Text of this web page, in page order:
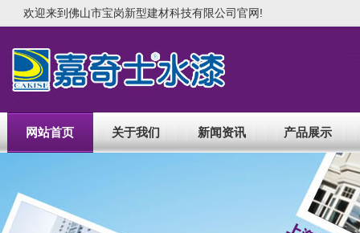
欢迎来到佛山市宝岗新型建材科技有限公司官网!
网站首页 关于我们 新闻资讯 产品展示